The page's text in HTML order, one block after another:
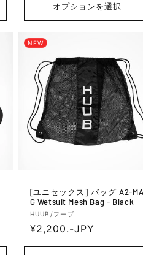
格
オプションを選択
NEW
[ユニセックス] バッグ A2-MA
G Wetsuit Mesh Bag - Black
販
売
HUUB/フーブ
通
常
¥2,200.-JPY